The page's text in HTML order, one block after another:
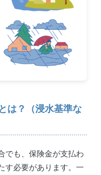
は？（浸水基準な
でも、保険金が支払わ
す必要があります。一